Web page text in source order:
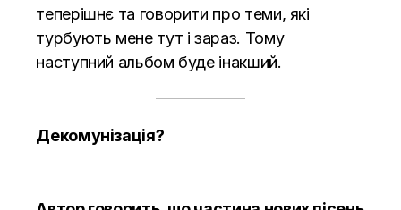
теперішнє та говорити про теми, які
турбують мене тут і зараз. Тому
наступний альбом буде інакший.
Декомунізація?